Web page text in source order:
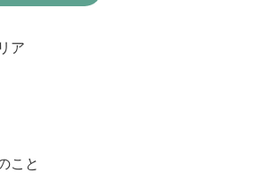
ア
こと